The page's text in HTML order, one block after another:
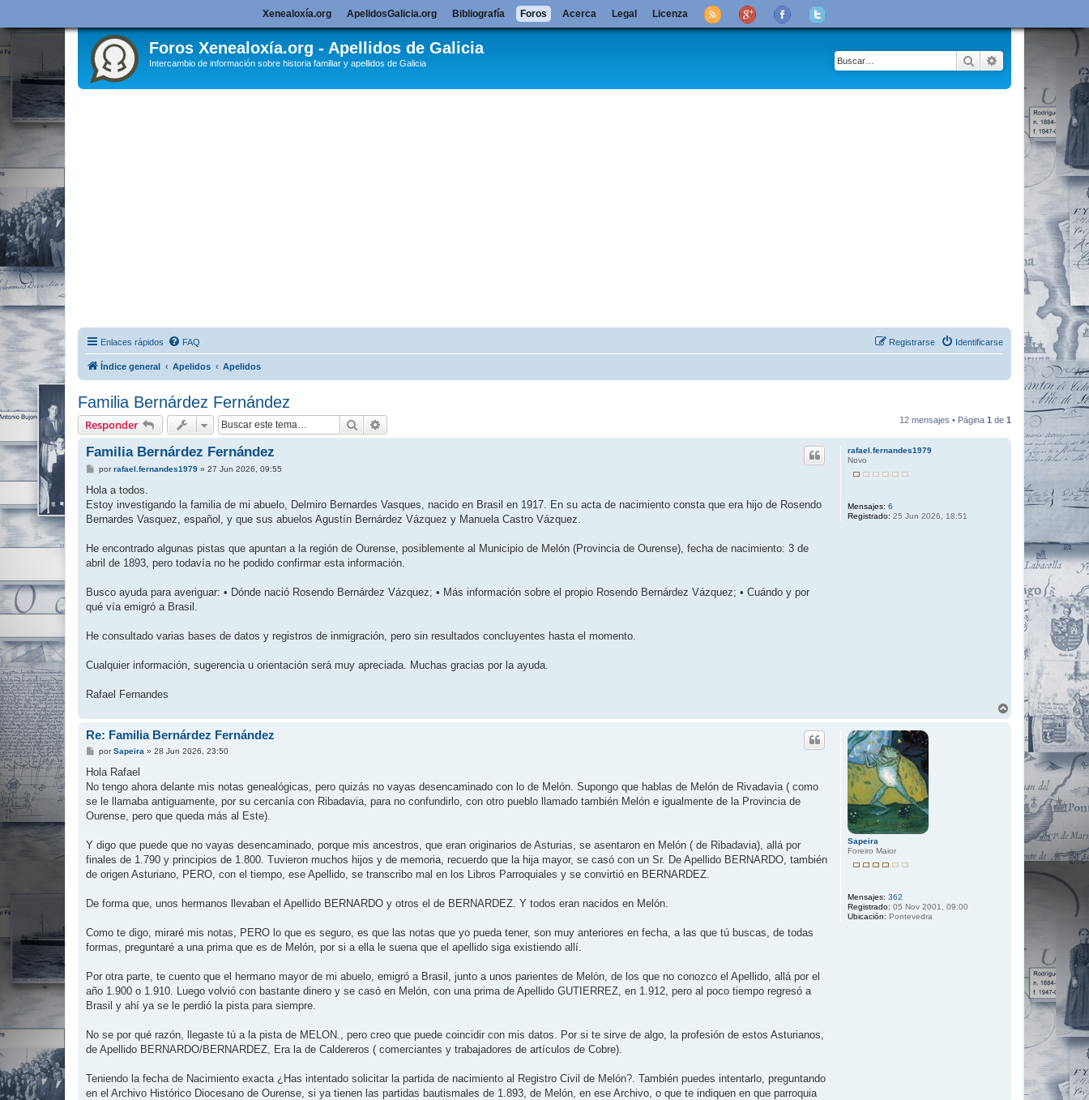
Foros Xenealoxía.org - Apellidos de Galicia
Intercambio de información sobre historia familiar y apellidos de Galicia Buscar Búsqueda
Enlaces rápidos FAQ Identificarse
Registrarse
Índice general Apelidos Apelidos
Familia Bernárdez Fernández
Responder Buscar 12 mensajes • Página 1 de 1
rafael.fernandes1979
Novo
Mensajes: 6
Registrado: 25 Jun 2026, 18:51
Familia Bernárdez Fernández
M
n
a
j
porrafael.fernandes1979» 27 Jun 2026, 09:55
Hola a todos.
Estoy investigando la familia de mi abuelo, Delmiro Bernardes Vasques, nacido en Brasil en 1917. En su acta de nacimiento consta que era hijo de Rosendo
Bernardes Vasquez, español, y que sus abuelos Agustín Bernárdez Vázquez y Manuela Castro Vázquez.
He encontrado algunas pistas que apuntan a la región de Ourense, posiblemente al Municipio de Melón (Provincia de Ourense), fecha de nacimiento: 3 de
abril de 1893, pero todavía no he podido confirmar esta información.
Busco ayuda para averiguar: • Dónde nació Rosendo Bernárdez Vázquez; • Más información sobre el propio Rosendo Bernárdez Vázquez; • Cuándo y por
qué vía emigró a Brasil.
He consultado varias bases de datos y registros de inmigración, pero sin resultados concluyentes hasta el momento.
Cualquier información, sugerencia u orientación será muy apreciada. Muchas gracias por la ayuda.
Rafael Fernandes
Sapeira
Foreiro Maior
Mensajes: 362
Registrado: 05 Nov 2001, 09:00
Ubicación: Pontevedra
Re: Familia Bernárdez Fernández
M
n
a
j
porSapeira » 28 Jun 2026, 23:50
Hola Rafael
No tengo ahora delante mis notas genealógicas, pero quizás no vayas desencaminado con lo de Melón. Supongo que hablas de Melón de Rivadavia ( como
se le llamaba antiguamente, por su cercanía con Ribadavia, para no confundirlo, con otro pueblo llamado también Melón e igualmente de la Provincia de
Ourense, pero que queda más al Este).
Y digo que puede que no vayas desencaminado, porque mis ancestros, que eran originarios de Asturias, se asentaron en Melón ( de Ribadavia), allá por
finales de 1.790 y principios de 1.800. Tuvieron muchos hijos y de memoria, recuerdo que la hija mayor, se casó con un Sr. De Apellido BERNARDO, también
de origen Asturiano, PERO, con el tiempo, ese Apellido, se transcribo mal en los Libros Parroquiales y se convirtió en BERNARDEZ.
De forma que, unos hermanos llevaban el Apellido BERNARDO y otros el de BERNARDEZ. Y todos eran nacidos en Melón.
Como te digo, miraré mis notas, PERO lo que es seguro, es que las notas que yo pueda tener, son muy anteriores en fecha, a las que tú buscas, de todas
formas, preguntaré a una prima que es de Melón, por si a ella le suena que el apellido siga existiendo allí.
Por otra parte, te cuento que el hermano mayor de mi abuelo, emigró a Brasil, junto a unos parientes de Melón, de los que no conozco el Apellido, allá por el
año 1.900 o 1.910. Luego volvió con bastante dinero y se casó en Melón, con una prima de Apellido GUTIERREZ, en 1.912, pero al poco tiempo regresó a
Brasil y ahí ya se le perdió la pista para siempre.
No se por qué razón, llegaste tú a la pista de MELON., pero creo que puede coincidir con mis datos. Por si te sirve de algo, la profesión de estos Asturianos,
de Apellido BERNARDO/BERNARDEZ, Era la de Caldereros ( comerciantes y trabajadores de artículos de Cobre).
Teniendo la fecha de Nacimiento exacta ¿Has intentado solicitar la partida de nacimiento al Registro Civil de Melón?. También puedes intentarlo, preguntando
en el Archivo Histórico Diocesano de Ourense, si ya tienen las partidas bautismales de 1.893, de Melón, en ese Archivo, o que te indiquen en que parroquia
Xenealoxía.org ApelidosGalicia.org Bibliografía Foros Acerca Legal Licenza